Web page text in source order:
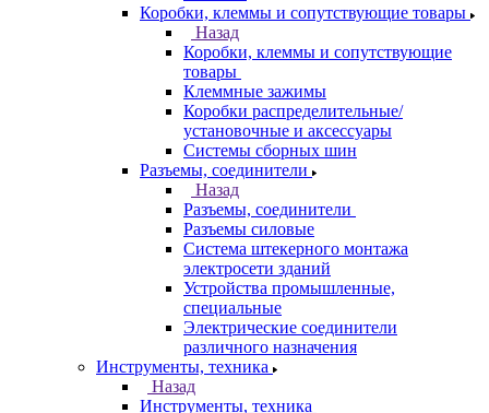
Коробки, клеммы и сопутствующие товары
Назад
Коробки, клеммы и сопутствующие
товары
Клеммные зажимы
Коробки распределительные/
установочные и аксессуары
Системы сборных шин
Разъемы, соединители
Назад
Разъемы, соединители
Разъемы силовые
Система штекерного монтажа
электросети зданий
Устройства промышленные,
специальные
Электрические соединители
различного назначения
Инструменты, техника
Назад
Инструменты, техника